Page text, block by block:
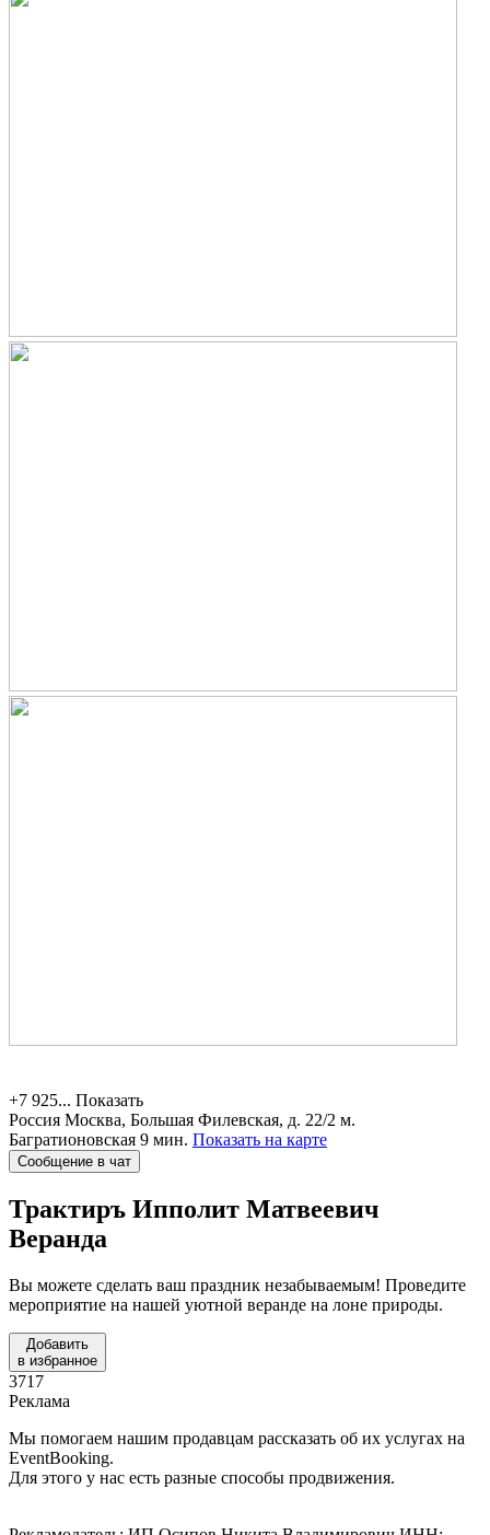
+7 925... Показать
Россия Москва, Большая Филевская, д. 22/2 м.
Багратионовская 9 мин. Показать на карте
Сообщение в чат
Трактиръ Ипполит Матвеевич
Веранда
Вы можете сделать ваш праздник незабываемым! Проведите
мероприятие на нашей уютной веранде на лоне природы.
Добавить
в избранное
3717
Реклама
Мы помогаем нашим продавцам рассказать об их услугах на
EventBooking.
Для этого у нас есть разные способы продвижения.